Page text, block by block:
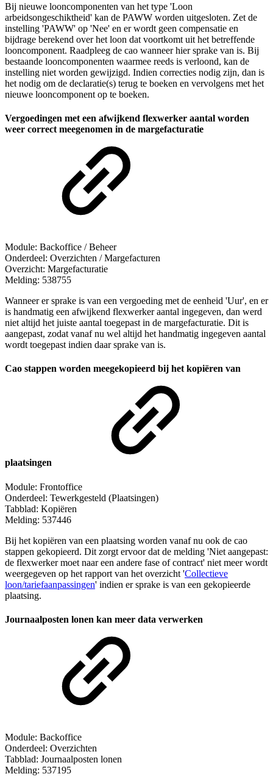
Bij nieuwe looncomponenten van het type 'Loon
arbeidsongeschiktheid' kan de PAWW worden uitgesloten. Zet de
instelling 'PAWW' op 'Nee' en er wordt geen compensatie en
bijdrage berekend over het loon dat voortkomt uit het betreffende
looncomponent. Raadpleeg de cao wanneer hier sprake van is. Bij
bestaande looncomponenten waarmee reeds is verloond, kan de
instelling niet worden gewijzigd. Indien correcties nodig zijn, dan is
het nodig om de declaratie(s) terug te boeken en vervolgens met het
nieuwe looncomponent op te boeken.
Vergoedingen met een afwijkend flexwerker aantal worden
weer correct meegenomen in de margefacturatie
Module: Backoffice / Beheer
Onderdeel: Overzichten / Margefacturen
Overzicht: Margefacturatie
Melding: 538755
Wanneer er sprake is van een vergoeding met de eenheid 'Uur', en er
is handmatig een afwijkend flexwerker aantal ingegeven, dan werd
niet altijd het juiste aantal toegepast in de margefacturatie. Dit is
aangepast, zodat vanaf nu wel altijd het handmatig ingegeven aantal
wordt toegepast indien daar sprake van is.
Cao stappen worden meegekopieerd bij het kopiëren van
plaatsingen
Module: Frontoffice
Onderdeel: Tewerkgesteld (Plaatsingen)
Tabblad: Kopiëren
Melding: 537446
Bij het kopiëren van een plaatsing worden vanaf nu ook de cao
stappen gekopieerd. Dit zorgt ervoor dat de melding 'Niet aangepast:
de flexwerker moet naar een andere fase of contract' niet meer wordt
weergegeven op het rapport van het overzicht 'Collectieve
loon/tariefaanpassingen' indien er sprake is van een gekopieerde
plaatsing.
Journaalposten lonen kan meer data verwerken
Module: Backoffice
Onderdeel: Overzichten
Tabblad: Journaalposten lonen
Melding: 537195